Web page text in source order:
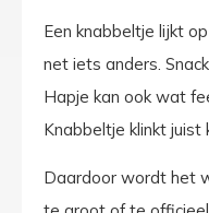
Een knabbeltje lijkt
net iets anders.
Hapje kan ook wat
Knabbeltje klinkt juist
Daardoor wordt het